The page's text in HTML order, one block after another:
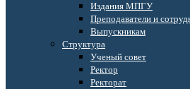
Издания МПГУ
Преподаватели и
Выпускникам
Структура
Ученый совет
Ректор
Ректорат